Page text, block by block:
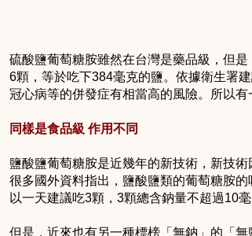
硫酸鹽葡萄糖胺雖然在台灣是藥品級，但
6顆，等於吃下384毫克的鹽。依據衛生署
冠心病等的併發症有相當高的風險。所以
同樣是食品級 作用不同
鹽酸鹽葡萄糖胺是近幾年的新技術，新技
很多國外資料指出，鹽酸鹽類的葡萄糖胺
以一天建議吃3顆，3顆總含鈉量不超過10毫
但是，近來也有另一種標榜「無鈉」的「